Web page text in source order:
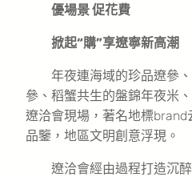
優場景 促花費
掀起“購”享遼寧新高潮
年夜連海域的珍品遼參
參、稻蟹共生的盤錦年夜米
遼洽會現場，著名地標
品鑒，地區文明創意浮現。
遼洽會經由過程打造沉